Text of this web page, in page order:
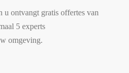
u ontvangt gratis offertes van
5 experts
omgeving.